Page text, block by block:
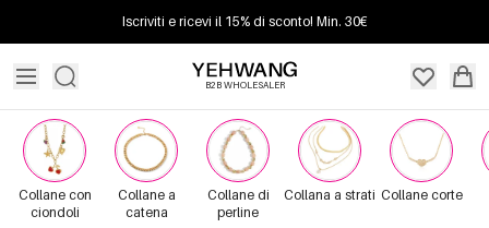
Iscriviti e ricevi il 15% di sconto! Min. 30€
B2B WHOLESALER
Collane con
ciondoli
Collane a
catena
Collane di
perline
Collana a strati Collane corte